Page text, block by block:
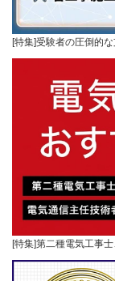
[特集]受験者の圧倒的
[特集]第二種電気工事